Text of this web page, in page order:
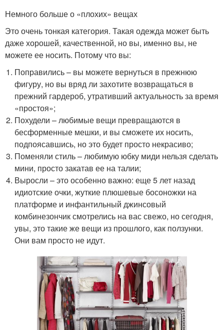
Немного больше о «плохих» вещах
Это очень тонкая категория. Такая одежда может быть
даже хорошей, качественной, но вы, именно вы, не
можете ее носить. Потому что вы:
Поправились – вы можете вернуться в прежнюю
фигуру, но вы вряд ли захотите возвращаться в
прежний гардероб, утративший актуальность за время
«простоя»;
Похудели – любимые вещи превращаются в
бесформенные мешки, и вы сможете их носить,
подпоясавшись, но это будет просто некрасиво;
Поменяли стиль – любимую юбку миди нельзя сделать
мини, просто закатав ее на талии;
Выросли – это особенно важно: еще 5 лет назад
идиотские очки, жуткие плюшевые босоножки на
платформе и инфантильный джинсовый
комбинезончик смотрелись на вас свежо, но сегодня,
увы, это такие же вещи из прошлого, как ползунки.
Они вам просто не идут.